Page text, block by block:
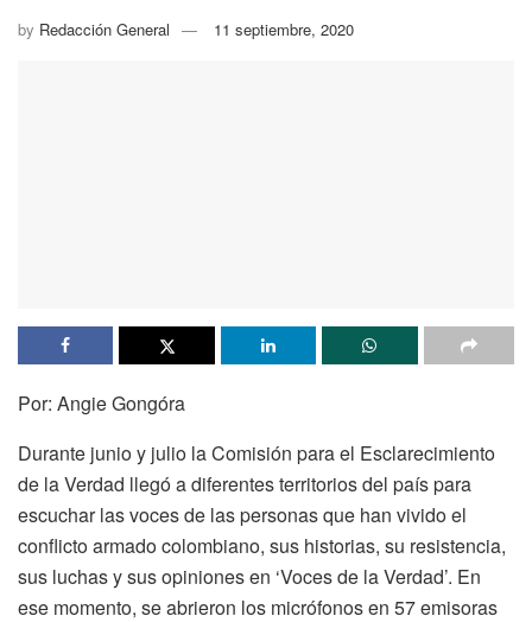
by Redacción General 11 septiembre, 2020
Por: Angie Gongóra
Durante junio y julio la Comisión para el Esclarecimiento
de la Verdad llegó a diferentes territorios del país para
escuchar las voces de las personas que han vivido el
conflicto armado colombiano, sus historias, su resistencia,
sus luchas y sus opiniones en ‘Voces de la Verdad’. En
ese momento, se abrieron los micrófonos en 57 emisoras